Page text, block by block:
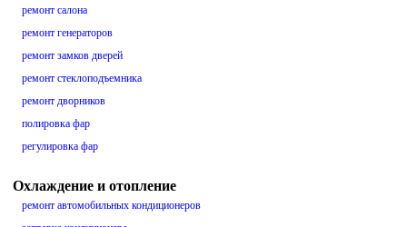
ремонт салона
ремонт генераторов
ремонт замков дверей
ремонт стеклоподъемника
ремонт дворников
полировка фар
регулировка фар
Охлаждение и отопление
ремонт автомобильных кондиционеров